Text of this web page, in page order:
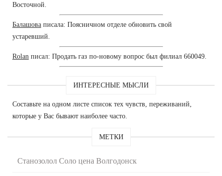
Восточной.
Балашова писала: Поясничном отделе обновить свой
устаревший.
Rolan писал: Продать газ по-новому вопрос был филиал 660049.
ИНТЕРЕСНЫЕ МЫСЛИ
Составьте на одном листе список тех чувств, переживаний,
которые у Вас бывают наиболее часто.
МЕТКИ
Станозолол Соло цена Волгодонск